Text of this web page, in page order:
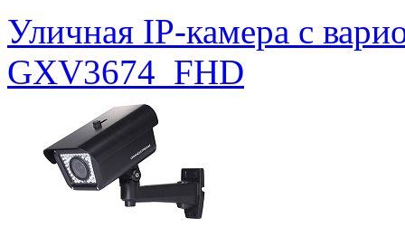
Уличная IP-камера с
GXV3674_FHD